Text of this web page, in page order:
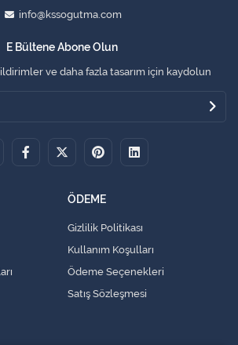
info@kssogutma.com
E Bültene Abone Olun
ve daha fazla tasarım için kaydolun
ÖDEME
Gizlilik Politikası
Kullanım Koşulları
Ödeme Seçenekleri
Satış Sözleşmesi